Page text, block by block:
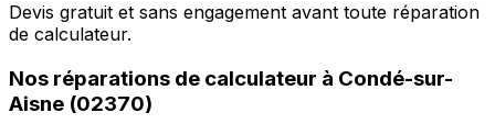
Devis gratuit et sans engagement avant toute réparation
de calculateur.
Nos réparations de calculateur à Condé-sur-
Aisne (02370)